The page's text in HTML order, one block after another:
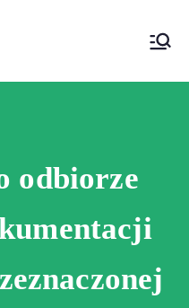
Specjalistyczny im.
Górze
odbiorze